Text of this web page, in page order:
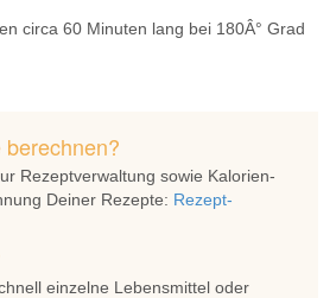
circa 60 Minuten lang bei 180Â° Grad
Rezeptverwaltung sowie Kalorien-
Deiner Rezepte: Rezept-
einzelne Lebensmittel oder